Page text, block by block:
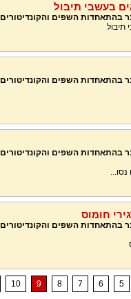
בעשבי תיבול
בהתאחדות השפים והקונדיטורים
תיבול
בהתאחדות השפים והקונדיטורים
בהתאחדות השפים והקונדיטורים
חומוס
בהתאחדות השפים והקונדיטורים
10 9 8 7 6 5